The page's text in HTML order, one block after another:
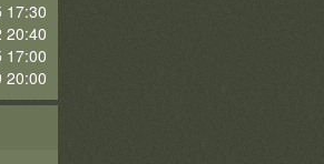
17:30
20:40
17:00
20:00